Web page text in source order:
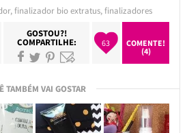
,finalizador bio extratus,finalizadores
GOSTOU?!
COMPARTILHE: 63
COMENTE!
(4)
TAMBÉM VAI GOSTAR